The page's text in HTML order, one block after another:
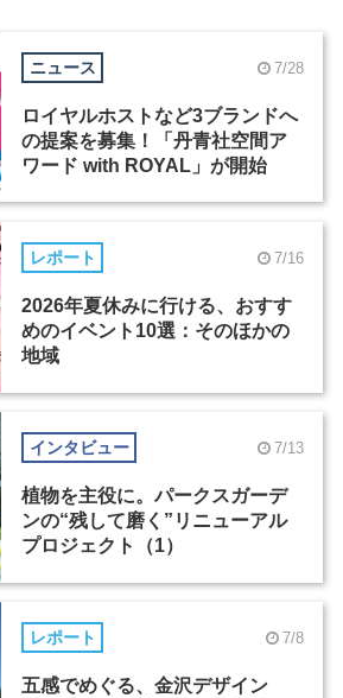
ニュース 7/28
ロイヤルホストなど3ブランドへ
の提案を募集！「丹青社空間ア
ワード with ROYAL」が開始
レポート 7/16
2026年夏休みに行ける、おすす
めのイベント10選：そのほかの
地域
インタビュー 7/13
植物を主役に。パークスガーデ
ンの“残して磨く”リニューアル
プロジェクト（1）
レポート 7/8
五感でめぐる、金沢デザイン